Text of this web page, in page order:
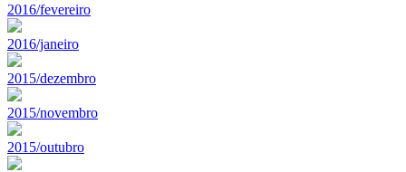
2016/fevereiro
2016/janeiro
2015/dezembro
2015/novembro
2015/outubro